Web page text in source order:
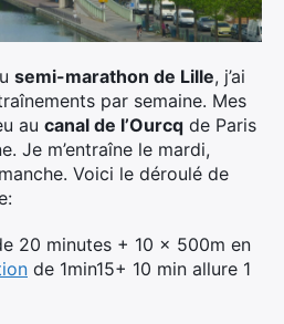
semi-marathon de Lille, j’ai
par semaine. Mes
au canal de l’Ourcq de Paris
Je m’entraîne le mardi,
Voici le déroulé de
20 minutes + 10 x 500m en
de 1min15+ 10 min allure 1
Jardin
d’Arcachon